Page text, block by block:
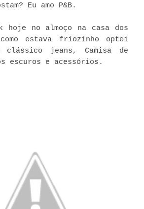
Eu amo P&B.
hoje no almoço na casa dos
estava friozinho optei
jeans, Camisa de
escuros e acessórios.